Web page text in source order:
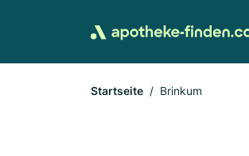
Startseite Brinkum